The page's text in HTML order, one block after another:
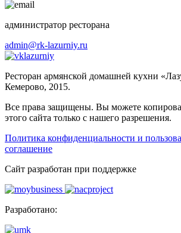
администратор ресторана
admin@rk-lazurniy.ru
lazurniy
Ресторан армянской домашней кухни
Кемерово, 2015.
Все права защищены. Вы можете
этого сайта только с нашего разрешения.
Политика конфиденциальности и
соглашение
Cайт разработан при поддержке
Разработано: